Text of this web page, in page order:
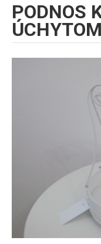
PODNOS